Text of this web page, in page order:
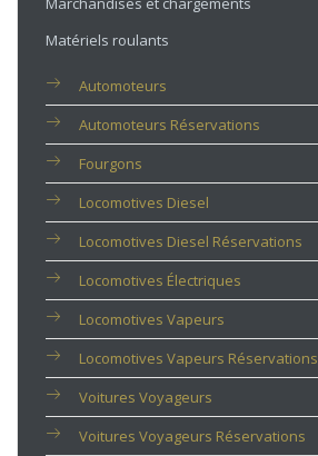
Matériels roulants
Automoteurs
Automoteurs Réservations
Fourgons
Locomotives Diesel
Locomotives Diesel Réservations
Locomotives Électriques
Locomotives Vapeurs
Locomotives Vapeurs Réservations
Voitures Voyageurs
Voitures Voyageurs Réservations